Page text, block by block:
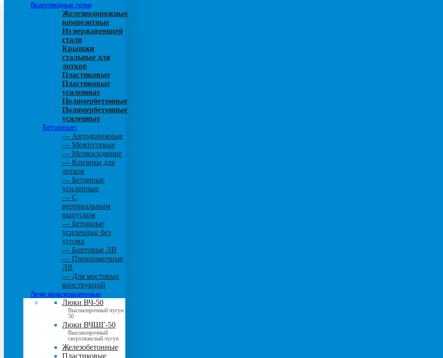
Водоотводные лотки
Железнодорожные
композитные
Из нержавеющей
стали
Крышки
стальные для
лотков
Пластиковые
Пластиковые
усиленные
Полимербетонные
Полимербетонные
усиленные
Бетонные:
— Автодорожные
— Межпутевые
— Мелкосидящие
— Корзины для
лотков
— Бетонные
усиленные
— С
вертикальным
выпуском
— Бетонные
усиленные без
уголка
— Бортовые ЛВ
— Прикромочные
ЛВ
— Для мостовых
конструкций
Люки канализационные
Люки ВЧ-50
Высокопрочный чугун
50
Люки ВЧШГ-50
Высокопрочный
сверхтяжелый чугун
Железобетонные
Пластиковые